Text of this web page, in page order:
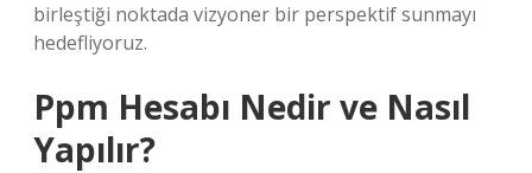
birleştiği noktada vizyoner bir perspektif sunmayı
hedefliyoruz.
Ppm Hesabı Nedir ve Nasıl
Yapılır?